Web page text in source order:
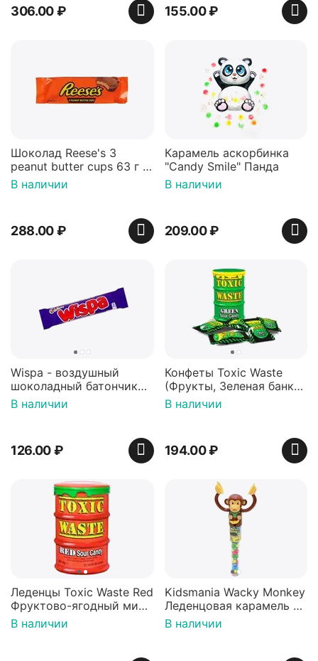
306.00₽ 155.00₽
Шоколад Reese's 3
peanut butter cups 63 г с
арахисовой пастой
В наличии
288.00₽
Карамель аскорбинка
"Candy Smile" Панда
В наличии
209.00₽
Wispa - воздушный
шоколадный батончик
36 гр
В наличии
126.00₽
Конфеты Toxic Waste
(Фрукты, Зеленая банка,
42 гр).
В наличии
194.00₽
Леденцы Toxic Waste Red
Фруктово-ягодный микс
Красная банка 42 г,
Пакистан
В наличии
Kidsmania Wacky Monkey
Леденцовая карамель с
игрушкой Ваки Манки
12г, Китай
В наличии